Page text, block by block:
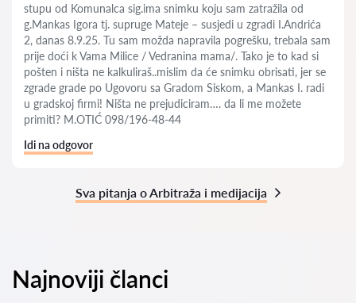
stupu od Komunalca sig.ima snimku koju sam zatražila od
g.Mankas Igora tj. supruge Mateje – susjedi u zgradi I.Andrića
2, danas 8.9.25. Tu sam možda napravila pogrešku, trebala sam
prije doći k Vama Milice / Vedranina mama/. Tako je to kad si
pošten i ništa ne kalkuliraš..mislim da će snimku obrisati, jer se
zgrade grade po Ugovoru sa Gradom Siskom, a Mankas I. radi
u gradskoj firmi! Ništa ne prejudiciram…. da li me možete
primiti? M.OTIĆ 098/196-48-44
Idi na odgovor
Sva pitanja o Arbitraža i medijacija
Najnoviji članci